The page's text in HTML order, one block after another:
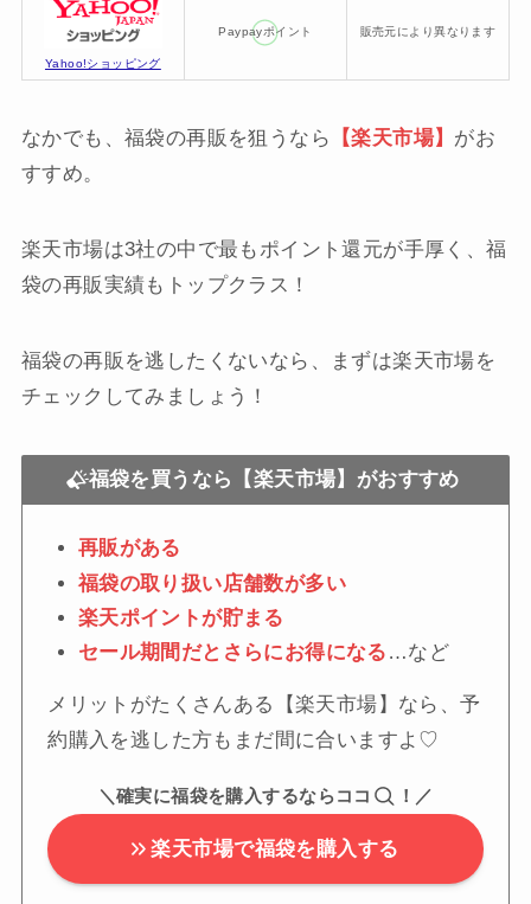
Yahoo!ショッピング
Paypayポイント 販売元により異なります
なかでも、福袋の再販を狙うなら 【楽天市場】 がお
すすめ。
楽天市場は3社の中で最もポイント還元が手厚く、福
袋の再販実績もトップクラス！
福袋の再販を逃したくないなら、まずは楽天市場を
チェックしてみましょう！
福袋を買うなら【楽天市場】がおすすめ
再販がある
福袋の取り扱い店舗数が多い
楽天ポイントが貯まる
セール期間だとさらにお得になる …など
メリットがたくさんある【楽天市場】なら、予
約購入を逃した方もまだ間に合いますよ♡
＼確実に福袋を購入するならココ ！／
楽天市場で福袋を購入する